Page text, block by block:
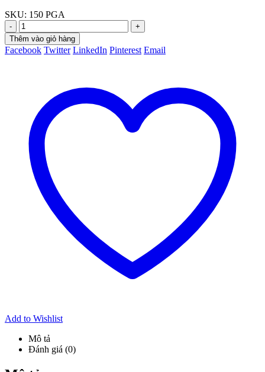
là:
SKU: 150 PGA
-
+
Thêm vào giỏ hàng
Facebook Twitter LinkedIn Pinterest Email
Add to Wishlist
Mô tả
Đánh giá (0)